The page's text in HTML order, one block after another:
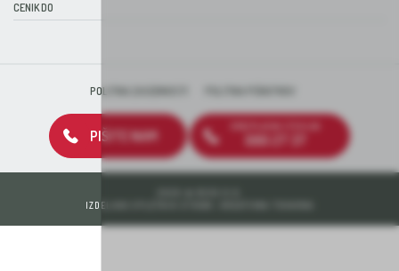
CENIK DO
POLITIKA ZASEBNOSTI
PIŠITE NAM
IZDELAVA SPLETNIH STRANI: KREATIVNA TOVARNA